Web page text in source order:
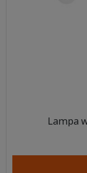
Lampa